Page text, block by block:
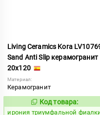
Living Ceramics Kora
Sand Anti Slip керамогранит
20x120
Материал:
Керамогранит
1106864
Код товара:
ирония триумфальной